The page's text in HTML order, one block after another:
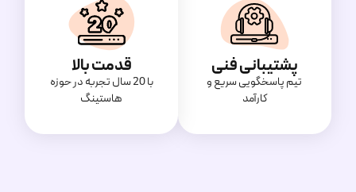
پشتیبانی فنی
تیم پاسخگویی سریع و
کارآمد
قدمت بالا
با 20 سال تجربه در حوزه
هاستینگ